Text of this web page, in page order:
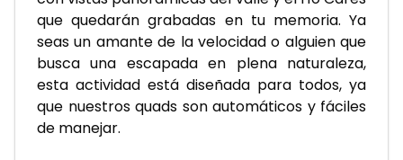
que quedarán grabadas en tu memoria. Ya
seas un amante de la velocidad o alguien que
busca una escapada en plena naturaleza,
esta actividad está diseñada para todos, ya
que nuestros quads son automáticos y fáciles
de manejar.